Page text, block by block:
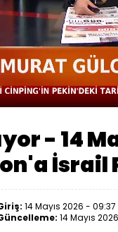
- 14
İsrail
14 Mayıs 2026 - 09:37
14 Mayıs